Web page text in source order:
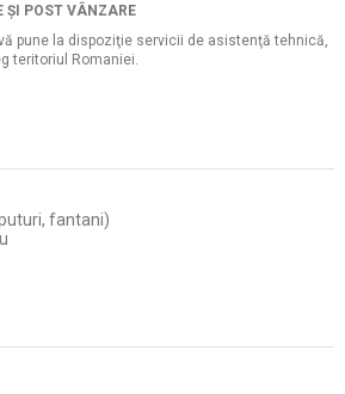
ŞI POST VÂNZARE
pune la dispoziţie servicii de asistenţă tehnică,
teritoriul Romaniei.
fantani)